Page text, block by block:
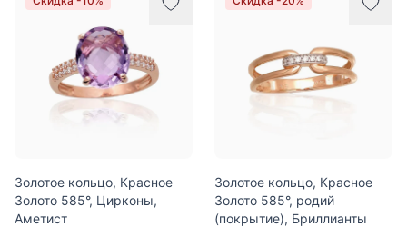
Золотое кольцо, Красное
Золото 585°, Цирконы,
Аметист
Золотое кольцо, Красное
Золото 585°, родий
(покрытие), Бриллианты